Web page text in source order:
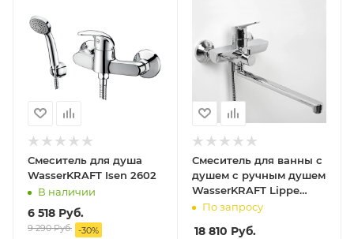
Смеситель для душа
WasserKRAFT Isen 2602
В наличии
6 518 Руб.
9 290Руб. -30%
Смеситель для ванны с
душем с ручным душем
WasserKRAFT Lippe
4502L
По запросу
18 810 Руб.